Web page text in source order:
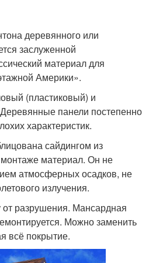
деревянного или
заслуженной
материал для
Америки».
(пластиковый) и
панели постепенно
характеристик.
сайдингом из
материал. Он не
атмосферных осадков, не
излучения.
разрушения. Мансардная
Можно заменить
всё покрытие.